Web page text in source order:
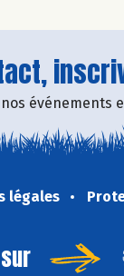
événements
légales